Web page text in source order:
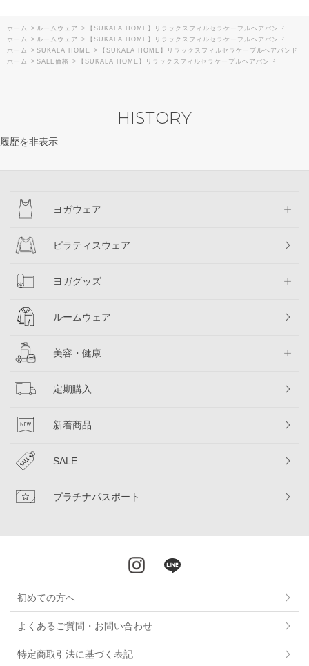
ホーム > ルームウェア >
【SUKALA HOME】リラックスフィルセラケーブルヘアバンド
ホーム
> ルームウェア >
【SUKALA HOME】リラックスフィルセラケーブルヘアバンド
ホーム
> SUKALA HOME >
【SUKALA HOME】リラックスフィルセラケーブルヘアバンド
ホーム
> SALE価格 > 【SUKALA HOME】リラックスフィルセラケーブルヘアバンド
HISTORY
履歴を非表示
ヨガウェア
ピラティスウェア
ヨガグッズ
ルームウェア
美容・健康
定期購入
新着商品
SALE
プラチナパスポート
初めての方へ
よくあるご質問・お問い合わせ
特定商取引法に基づく表記